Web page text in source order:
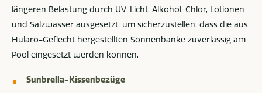
längeren Belastung durch UV-Licht, Alkohol, Chlor, Lotionen
und Salzwasser ausgesetzt, um sicherzustellen, dass die aus
Hularo-Geflecht hergestellten Sonnenbänke zuverlässig am
Pool eingesetzt werden können.
Sunbrella-Kissenbezüge